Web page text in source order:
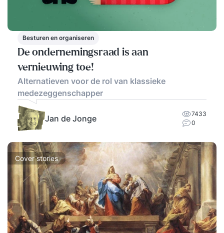
Besturen en organiseren
De ondernemingsraad is aan
vernieuwing toe!
Alternatieven voor de rol van klassieke
medezeggenschapper
Jan de Jonge
7433
0
Cover stories